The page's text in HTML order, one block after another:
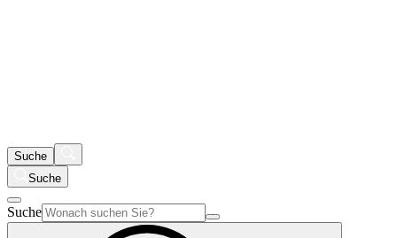
Suche
Suche
Suche